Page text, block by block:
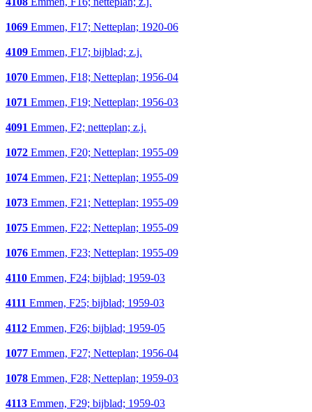
1069 Emmen, F17; Netteplan; 1920-06
4109 Emmen, F17; bijblad; z.j.
1070 Emmen, F18; Netteplan; 1956-04
1071 Emmen, F19; Netteplan; 1956-03
4091 Emmen, F2; netteplan; z.j.
1072 Emmen, F20; Netteplan; 1955-09
1074 Emmen, F21; Netteplan; 1955-09
1073 Emmen, F21; Netteplan; 1955-09
1075 Emmen, F22; Netteplan; 1955-09
1076 Emmen, F23; Netteplan; 1955-09
4110 Emmen, F24; bijblad; 1959-03
4111 Emmen, F25; bijblad; 1959-03
4112 Emmen, F26; bijblad; 1959-05
1077 Emmen, F27; Netteplan; 1956-04
1078 Emmen, F28; Netteplan; 1959-03
4113 Emmen, F29; bijblad; 1959-03